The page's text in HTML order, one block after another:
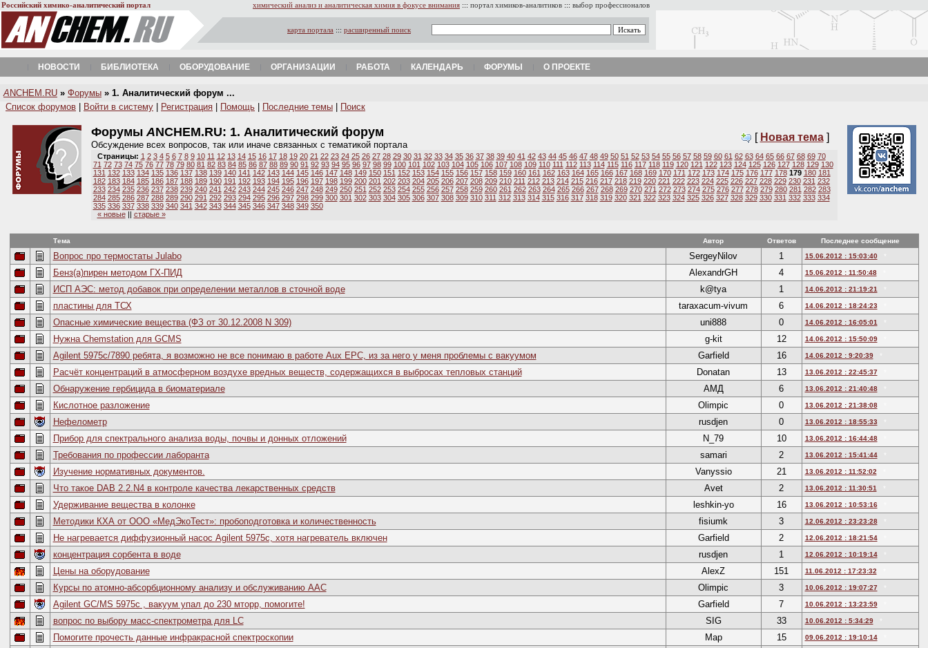
Российский химико-аналитический портал химический анализ и аналитическая химия в фокусе внимания ::: портал химиков-аналитиков ::: выбор профессионалов
карта портала ::: расширенный поиск
НОВОСТИ БИБЛИОТЕКА ОБОРУДОВАНИЕ ОРГАНИЗАЦИИ РАБОТА КАЛЕНДАРЬ ФОРУМЫ О ПРОЕКТЕ
A NCHEM.RU » Форумы » 1. Аналитический форум ...
Список форумов
Войти в систему Регистрация Помощь Последние темы Поиск
ФорумыANCHEM.RU: 1. Аналитический форум
Обсуждение всех вопросов, так или иначе связанных с тематикой портала
[ Новая тема]
Страницы: 1 2 3 4 5 6 7 8 9 10 11 12 13 14 15 16 17 18 19 20 21 22 23 24 25 26 27 28 29 30 31 32 33 34 35 36 37 38 39 40 41 42 43 44 45 46 47 48 49 50 51 52 53 54 55 56 57 58 59 60 61 62 63 64 65 66 67 68 69 70
71 72 73 74 75 76 77 78 79 80 81 82 83 84 85 86 87 88 89 90 91 92 93 94 95 96 97 98 99 100 101 102 103 104 105 106 107 108 109 110 111 112 113 114 115 116 117 118 119 120 121 122 123 124 125 126 127 128 129 130
131 132 133 134 135 136 137 138 139 140 141 142 143 144 145 146 147 148 149 150 151 152 153 154 155 156 157 158 159 160 161 162 163 164 165 166 167 168 169 170 171 172 173 174 175 176 177 178 179 180 181
182 183 184 185 186 187 188 189 190 191 192 193 194 195 196 197 198 199 200 201 202 203 204 205 206 207 208 209 210 211 212 213 214 215 216 217 218 219 220 221 222 223 224 225 226 227 228 229 230 231 232
233 234 235 236 237 238 239 240 241 242 243 244 245 246 247 248 249 250 251 252 253 254 255 256 257 258 259 260 261 262 263 264 265 266 267 268 269 270 271 272 273 274 275 276 277 278 279 280 281 282 283
284 285 286 287 288 289 290 291 292 293 294 295 296 297 298 299 300 301 302 303 304 305 306 307 308 309 310 311 312 313 314 315 316 317 318 319 320 321 322 323 324 325 326 327 328 329 330 331 332 333 334
335 336 337 338 339 340 341 342 343 344 345 346 347 348 349 350
« новые|| старые »
Тема Автор Ответов Последнее сообщение
Вопрос про термостаты Julabo SergeyNilov 1 15.06.2012 : 15:03:40
Бенз(а)пирен методом ГХ-ПИД AlexandrGH 4 15.06.2012 : 11:50:48
ИСП АЭС: метод добавок при определении металлов в сточной воде k@tya 1 14.06.2012 : 21:19:21
пластины для ТСХ taraxacum-vivum 6 14.06.2012 : 18:24:23
Опасные химические вещества (ФЗ от 30.12.2008 N 309) uni888 0 14.06.2012 : 16:05:01
Нужна Chemstation для GCMS g-kit 12 14.06.2012 : 15:50:09
Agilent 5975c/7890 ребята, я возможно не все понимаю в работе Aux EPC, из за него у меня проблемы с вакуумом Garfield 16 14.06.2012 : 9:20:39
Расчёт концентраций в атмосферном воздухе вредных веществ, содержащихся в выбросах тепловых станций Donatan 13 13.06.2012 : 22:45:37
Обнаружение гербицида в биоматериале АМД 6 13.06.2012 : 21:40:48
Кислотное разложение Olimpic 0 13.06.2012 : 21:38:08
Нефелометр rusdjen 0 13.06.2012 : 18:55:33
Прибор для спектрального анализа воды, почвы и донных отложений N_79 10 13.06.2012 : 16:44:48
Требования по профессии лаборанта samari 2 13.06.2012 : 15:41:44
Изучение нормативных документов. Vanуssio 21 13.06.2012 : 11:52:02
Что такое DAB 2.2.N4 в контроле качества лекарственных средств Avet 2 13.06.2012 : 11:30:51
Удерживание вещества в колонке leshkin-yo 16 13.06.2012 : 10:53:16
Методики КХА от ООО «МедЭкоТест»: пробоподготовка и количественность fisiumk 3 12.06.2012 : 23:23:28
Не нагревается диффузионный насос Agilent 5975c, хотя нагреватель включен Garfield 2 12.06.2012 : 18:21:54
концентрация сорбента в воде rusdjen 1 12.06.2012 : 10:19:14
Цены на оборудование AlexZ 151 11.06.2012 : 17:23:32
Курсы по атомно-абсорбционному анализу и обслуживанию ААС Olimpic 3 10.06.2012 : 19:07:27
Agilent GC/MS 5975c , вакуум упал до 230 мторр, помогите! Garfield 7 10.06.2012 : 13:23:59
вопрос по выбору масс-спектрометра для LC SIG 33 10.06.2012 : 5:34:29
Помогите прочесть данные инфракрасной спектроскопии Map 15 09.06.2012 : 19:10:14